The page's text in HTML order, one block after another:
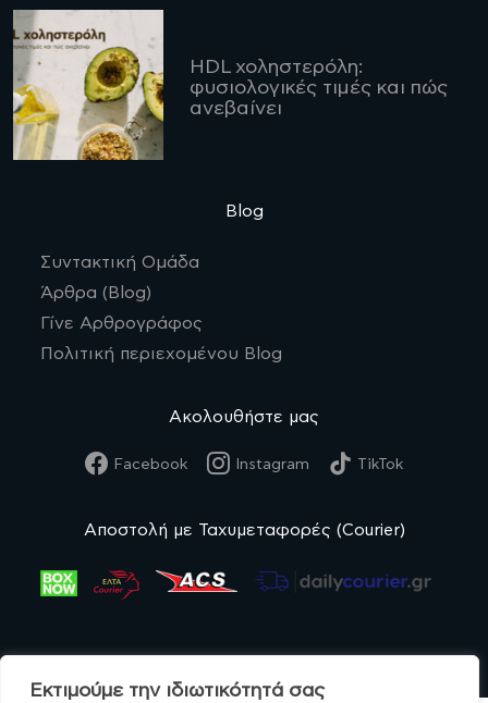
Εκτιμούμε την ιδιωτικότητά σας
HDL χοληστερόλη:
φυσιολογικές τιμές και πώς
ανεβαίνει
Blog
Συντακτική Ομάδα
Άρθρα (Blog)
Γίνε Αρθρογράφος
Πολιτική περιεχομένου Blog
Ακολουθήστε μας
Facebook Instagram TikTok
Αποστολή με Ταχυμεταφορές (Courier)